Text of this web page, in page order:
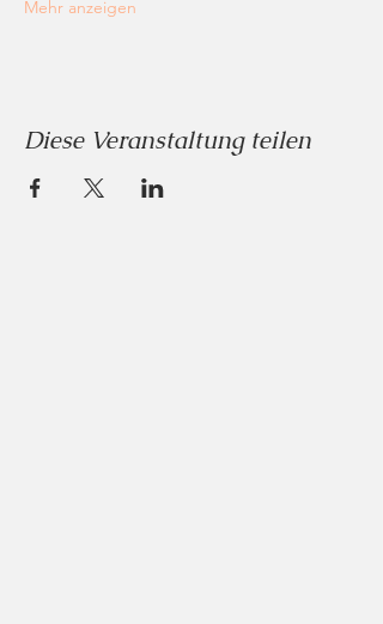
Mehr anzeigen
Diese Veranstaltung teilen